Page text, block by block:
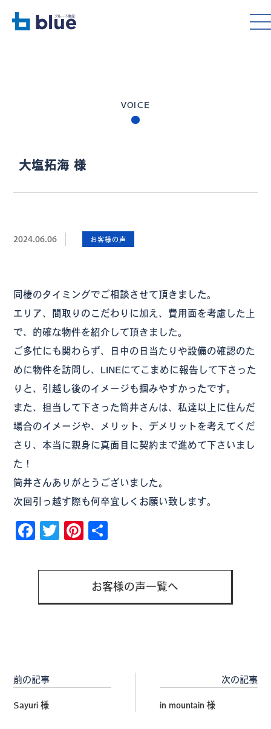
大塩拓海 様
VOICE
2024.06.06 お客様の声
同棲のタイミングでご相談させて頂きました。
エリア、間取りのこだわりに加え、費用面を考慮した上
で、的確な物件を紹介して頂きました。
ご多忙にも関わらず、日中の日当たりや設備の確認のた
めに物件を訪問し、LINEにてこまめに報告して下さった
りと、引越し後のイメージも掴みやすかったです。
また、担当して下さった筒井さんは、私達以上に住んだ
場合のイメージや、メリット、デメリットを考えてくだ
さり、本当に親身に真面目に契約まで進めて下さいまし
た！
筒井さんありがとうございました。
次回引っ越す際も何卒宜しくお願い致します。
Facebook
TwitterPinterest
お客様の声一覧へ
前の記事
Sayuri 様
次の記事
in mountain 様